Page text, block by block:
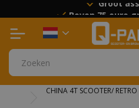
Groot
Boven 75 euro
CHINA 4T SCOOTER/ RETRO